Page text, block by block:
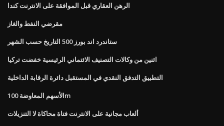
الرهن العقاري قبل الموافقة على الانترنت كندا
مقرضي النفط والغاز
ستاندرد اند بورز 500 التاريخ حسب الشهر
اثنين من وكالات التصنيف الائتماني الرئيسية خفضت تركيا
التطبيق التدفق النقدي في المستقبل دائرة الرقابة الداخلية
الأسهم المعاوضة 100m
ألعاب مجانية على الانترنت فتاة محاكاة لا التنزيلات